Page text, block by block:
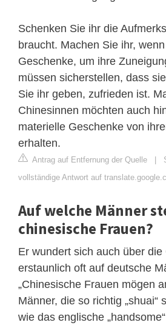
Schenken Sie ihr die
braucht. Machen Sie ihr,
Geschenke, um ihre
müssen sicherstellen, dass
Sie ihr geben, zufrieden ist.
Chinesinnen möchten auch
materielle Geschenke von
erhalten.
Antrag auf Entfernung der Quelle |
vollständige Antwort auf
Auf welche Männer
chinesische Frauen?
Er wundert sich auch über
erstaunlich oft auf deutsche
„Chinesische Frauen mögen
Männer, die so richtig „shuai“
wie das englische